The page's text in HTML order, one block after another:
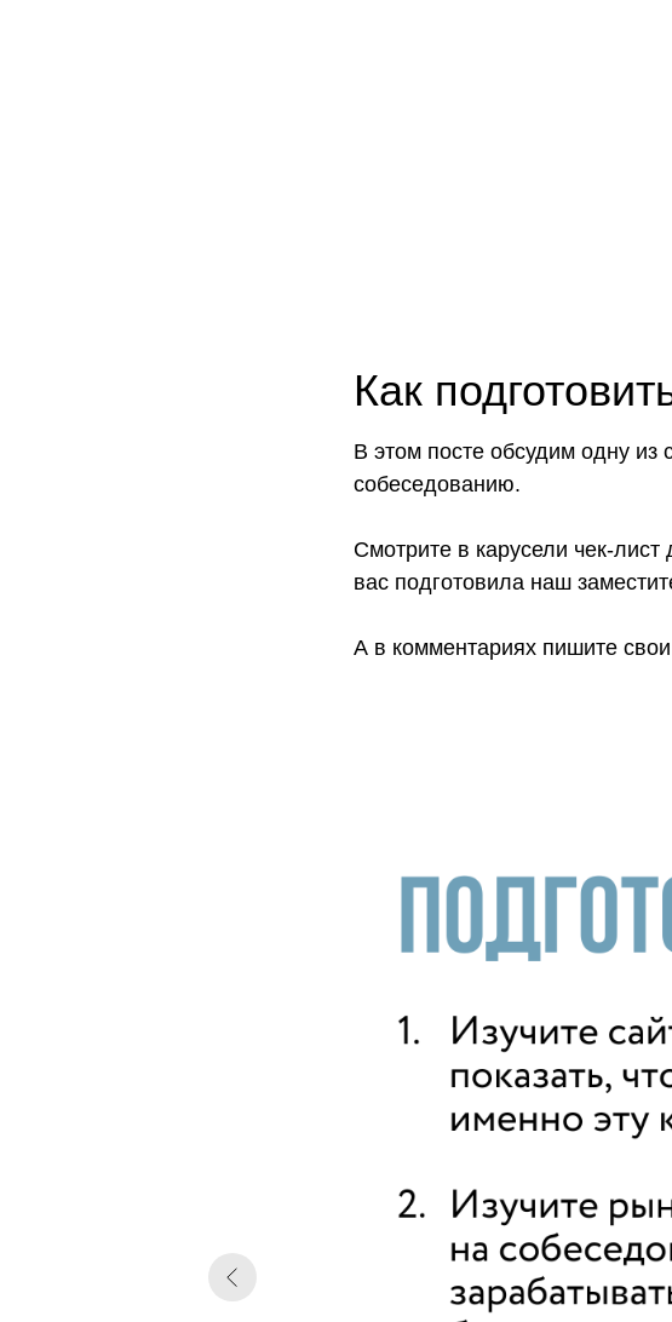
Как
В этом посте обсудим одну из
собеседованию.
Смотрите в карусели чек-
вас подготовила наш
А в комментариях пишите